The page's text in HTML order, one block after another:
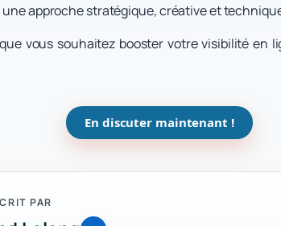
approche stratégique, créative et
vous souhaitez booster votre visibilité en
En discuter maintenant !
PAR